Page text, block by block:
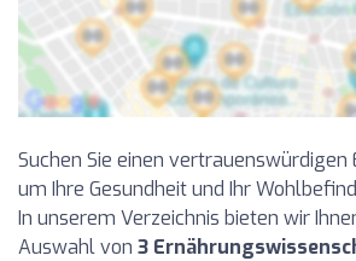
Suchen Sie einen vertrauenswürdigen
um Ihre Gesundheit und Ihr
In unserem Verzeichnis bieten wir
Auswahl von 3